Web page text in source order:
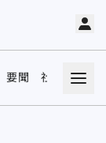
要聞 社會 娛樂